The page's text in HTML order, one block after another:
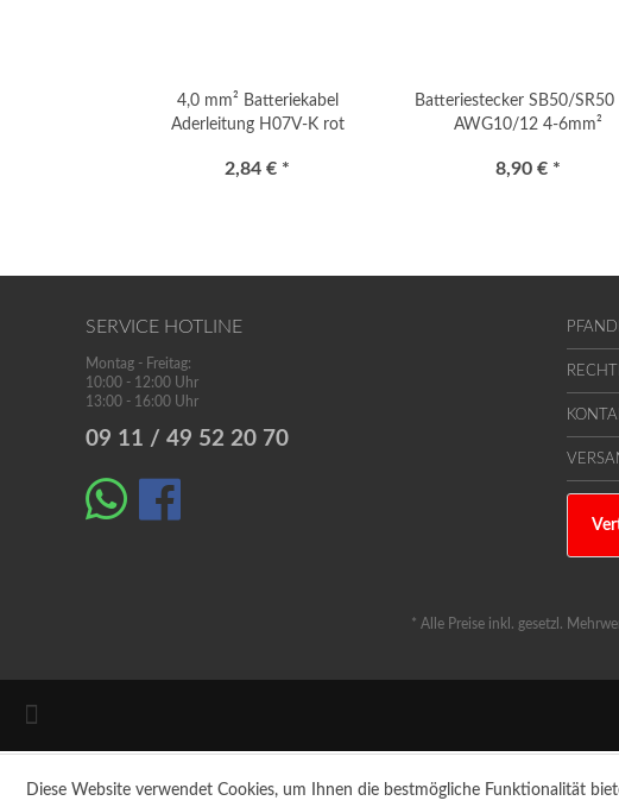
4,0 mm² Batteriekabel
Aderleitung H07V-K rot
2,84 € *
Batteriestecker SB50/
AWG10/12 4-6mm²
8,90 € *
SERVICE HOTLINE
Montag - Freitag:
10:00 - 12:00 Uhr
13:00 - 16:00 Uhr
09 11 / 49 52 20 70
* Alle Preise inkl. gesetzl.
Diese Website verwendet Cookies, um Ihnen die bestmögliche Funktionalität